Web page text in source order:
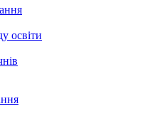
освіти